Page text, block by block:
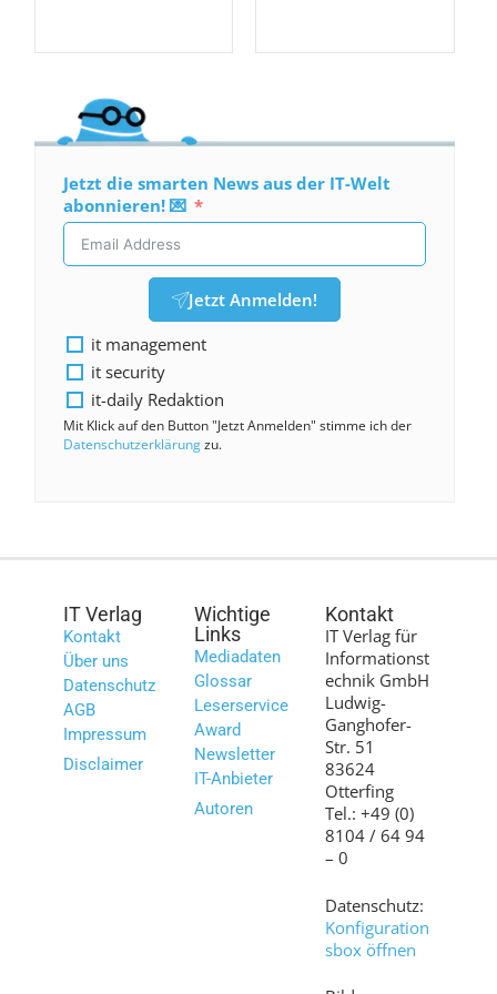
Jetzt die smarten News aus der IT-Welt
abonnieren! 💌
Jetzt Anmelden!
it management
it security
it-daily Redaktion
Mit Klick auf den Button "Jetzt Anmelden" stimme ich der
Datenschutzerklärungzu.
IT Verlag
Kontakt
Über uns
Datenschutz
AGB
Impressum
Disclaimer
Wichtige
Links
Mediadaten
Glossar
Leserservice
Award
Newsletter
IT-Anbieter
Autoren
Kontakt
IT Verlag für
Informationst
echnik GmbH
Ludwig-
Ganghofer-
Str. 51
83624
Otterfing
Tel.: +49 (0)
8104 / 64 94
– 0
Datenschutz:
Konfiguration
sbox öffnen